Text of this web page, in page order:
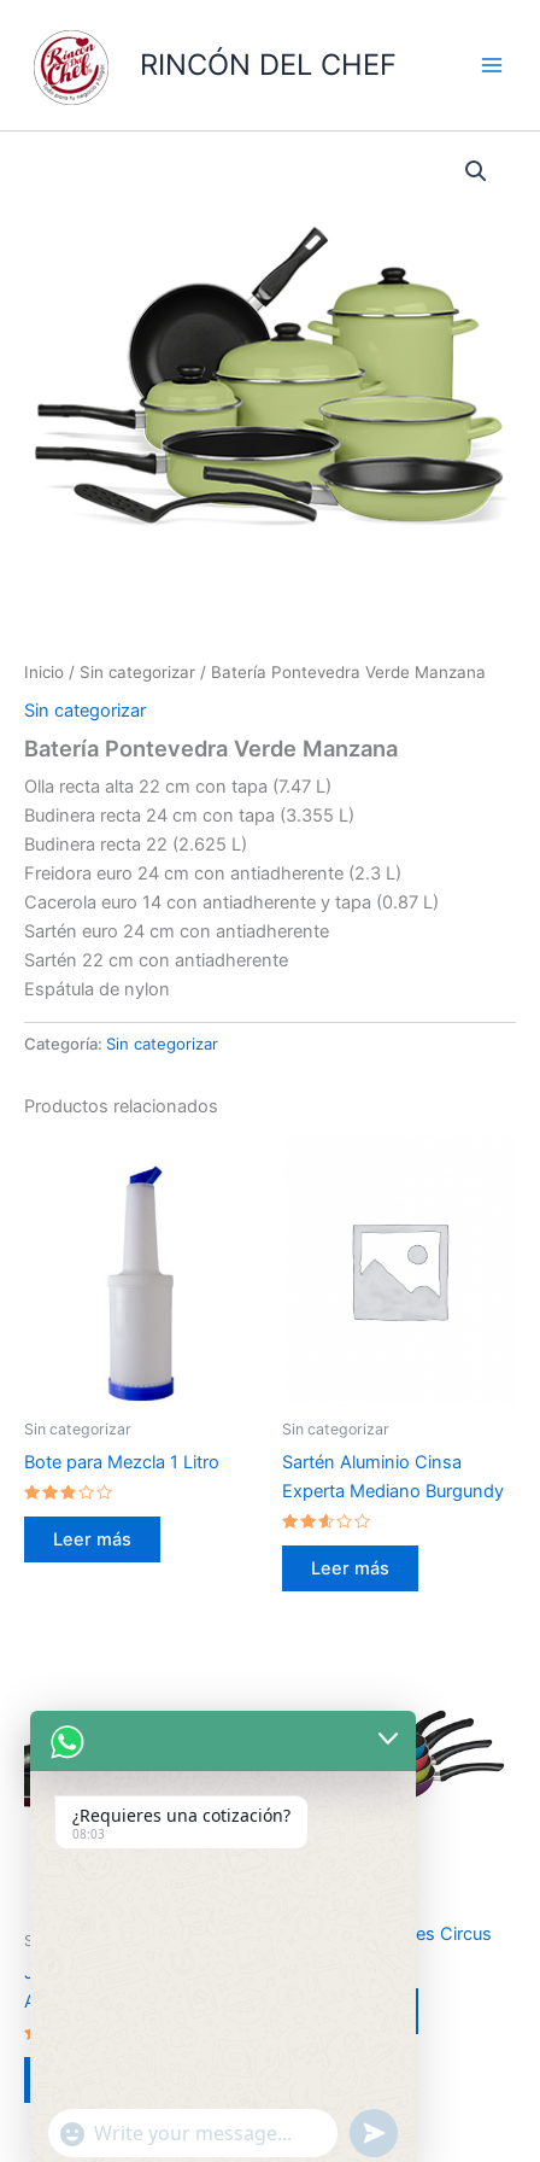
contenido
RINCÓN DEL CHEF
Inicio / Sin categorizar / Batería Pontevedra Verde Manzana
Sin categorizar
Batería Pontevedra Verde Manzana
Olla recta alta 22 cm con tapa (7.47 L)
Budinera recta 24 cm con tapa (3.355 L)
Budinera recta 22 (2.625 L)
Freidora euro 24 cm con antiadherente (2.3 L)
Cacerola euro 14 con antiadherente y tapa (0.87 L)
Sartén euro 24 cm con antiadherente
Sartén 22 cm con antiadherente
Espátula de nylon
Categoría: Sin categorizar
Productos relacionados
Sin categorizar
Bote para Mezcla 1 Litro
Valorado
2.64Leer más
Sin categorizar
Sartén Aluminio Cinsa
Experta Mediano Burgundy
Valorado
2.47Leer más
Sin categorizar
Juego de Sartenes de
Aluminio Buenos Aires
Valorado
Juego de Sartenes Circus
¿Requieres una cotización?
08:03
"+chaty_settings.lang.emoji_picker+"
WhatsApp
undefined